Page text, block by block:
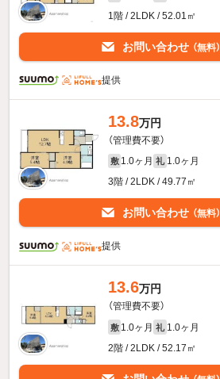
1階 / 2LDK / 52.01㎡
お問い合わせ （無料）
提供
13.8万円
（管理費不要）
敷 1.0ヶ月 礼 1.0ヶ月
3階 / 2LDK / 49.77㎡
お問い合わせ （無料）
提供
13.6万円
（管理費不要）
敷 1.0ヶ月 礼 1.0ヶ月
2階 / 2LDK / 52.17㎡